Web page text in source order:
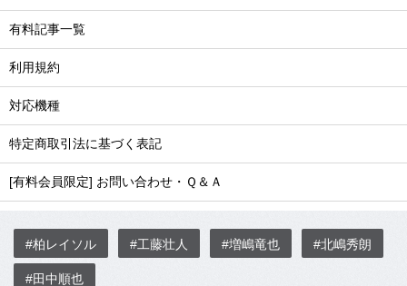
有料記事一覧
利用規約
対応機種
特定商取引法に基づく表記
[有料会員限定] お問い合わせ・Ｑ＆Ａ
#柏レイソル #工藤壮人 #増嶋竜也 #北嶋秀朗
#田中順也